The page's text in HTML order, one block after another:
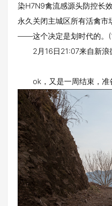
染H7N9禽流感源头防控长
永久关闭主城区所有活禽市
——这个决定是划时代的。
2月16日21:07来自新浪
ok，又是一周结束，准